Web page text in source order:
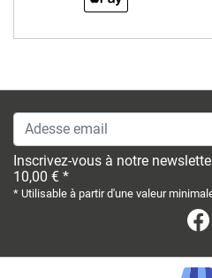
Adesse email
Inscrivez-vous à notre
10,00 € *
* Utilisable à partir d'une valeur